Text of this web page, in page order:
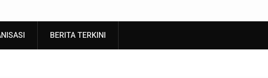
BERITA TERKINI